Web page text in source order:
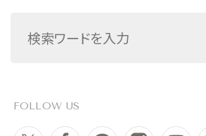
FOLLOW US